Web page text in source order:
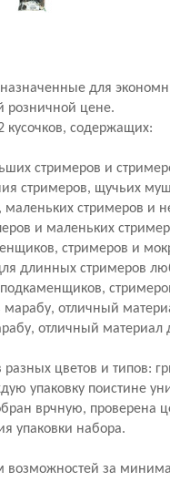
для
розничной цене.
кусочков, содержащих:
стримеров и
стримеров, щучьих
маленьких стримеров и
и маленьких
стримеров и
длинных стримеров
отличный
отличный материал
цветов и типов:
упаковку поистине
врчную, проверена
упаковки набора.
возможностей за